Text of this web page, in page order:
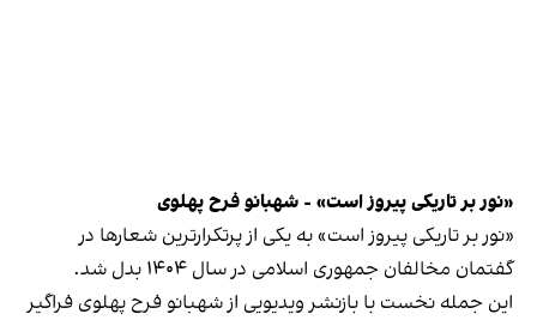
«نور بر تاریکی پیروز است» - شهبانو فرح پهلوی
«نور بر تاریکی پیروز است» به یکی از پرتکرارترین شعارها در
گفتمان مخالفان جمهوری اسلامی در سال ۱۴۰۴ بدل شد.
‏این جمله نخست با بازنشر ویدیویی از شهبانو فرح پهلوی فراگیر